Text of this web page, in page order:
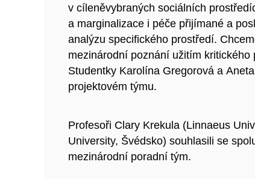
v cíleněvybraných sociálních
a marginalizace i péče přijímané a
analýzu specifického prostředí.
mezinárodní poznání užitím kritického
Studentky Karolína Gregorová a
projektovém týmu.
Profesoři Clary Krekula (Linnaeus
University, Švédsko) souhlasili se
mezinárodní poradní tým.